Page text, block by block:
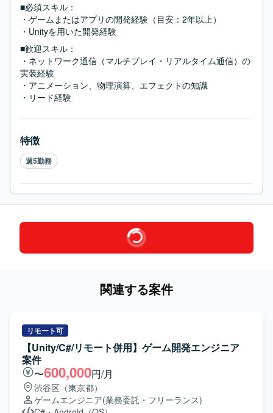
■必須スキル：
・ゲームまたはアプリの開発経験（目安：2年以上）
・Unityを用いた開発経験
■歓迎スキル：
・ネットワーク通信（マルチプレイ・リアルタイム通信）の
実装経験
・アニメーション、物理演算、エフェクトの知識
・リード経験
特徴
週5勤務
関連する案件
リモート可
【Unity/C#/リモート併用】ゲーム開発エンジニア
案件
〜600,000円/月
渋谷区（東京都）
ゲームエンジニア(業務委託・フリーランス)